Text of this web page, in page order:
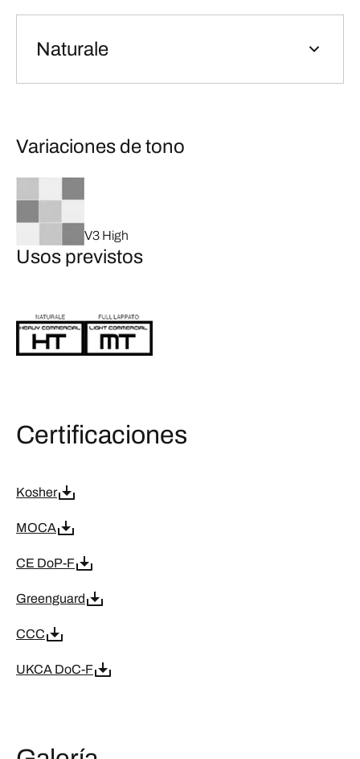
Naturale
Variaciones de tono
V3 High
Usos previstos
Certificaciones
Kosher
MOCA
CE DoP-F
Greenguard
CCC
UKCA DoC-F